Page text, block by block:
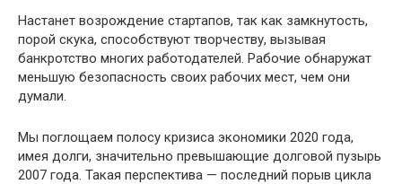
Настанет возрождение стартапов, так как замкнутость,
порой скука, способствуют творчеству, вызывая
банкротство многих работодателей. Рабочие обнаружат
меньшую безопасность своих рабочих мест, чем они
думали.
Мы поглощаем полосу кризиса экономики 2020 года,
имея долги, значительно превышающие долговой пузырь
2007 года. Такая перспектива — последний порыв цикла